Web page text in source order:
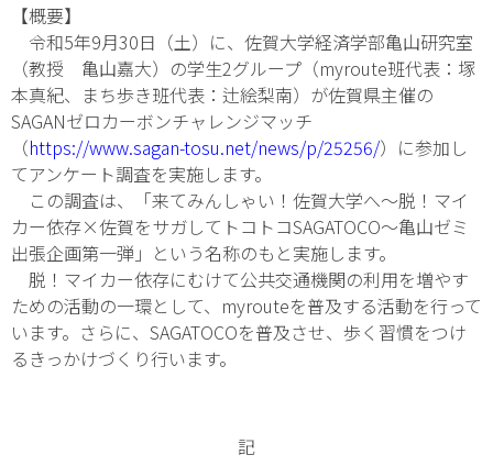
【概要】
令和5年9月30日（土）に、佐賀大学経済学部亀山研究室
（教授 亀山嘉大）の学生2グループ（myroute班代表：塚
本真紀、まち歩き班代表：辻絵梨南）が佐賀県主催の
SAGANゼロカーボンチャレンジマッチ
（https://www.sagan-tosu.net/news/p/25256/）に参加し
てアンケート調査を実施します。
この調査は、「来てみんしゃい！佐賀大学へ～脱！マイ
カー依存×佐賀をサガしてトコトコSAGATOCO～亀山ゼミ
出張企画第一弾」という名称のもと実施します。
脱！マイカー依存にむけて公共交通機関の利用を増やす
ための活動の一環として、myrouteを普及する活動を行って
います。さらに、SAGATOCOを普及させ、歩く習慣をつけ
るきっかけづくり行います。
記